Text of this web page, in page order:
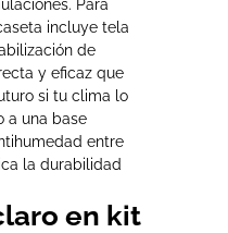
Para
incluye tela
de
y eficaz que
si tu clima lo
a una base
entre
la durabilidad
en kit